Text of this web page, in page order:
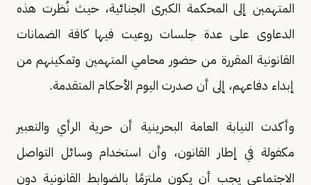
المتهمين إلى المحكمة الكبرى الجنائية، حيث نُظرت هذه
الدعاوى على عدة جلسات روعيت فيها كافة الضمانات
القانونية المقررة من حضور محامي المتهمين وتمكينهم من
إبداء دفاعهم، إلى أن صدرت اليوم الأحكام المتقدمة.
وأكدت النيابة العامة البحرينية أن حرية الرأي والتعبير
مكفولة في إطار القانون، وأن استخدام وسائل التواصل
الاجتماعي يجب أن يكون ملتزمًا بالضوابط القانونية دون